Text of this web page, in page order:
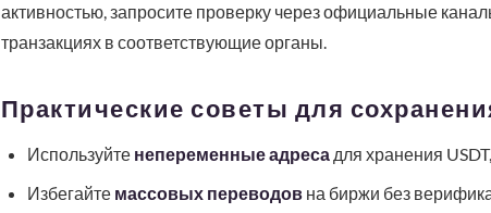
активностью, запросите проверку через официальные
транзакциях в соответствующие органы.
Практические советы для
Используйте непеременные адресадля хранения
Избегайте массовых переводовна биржи без